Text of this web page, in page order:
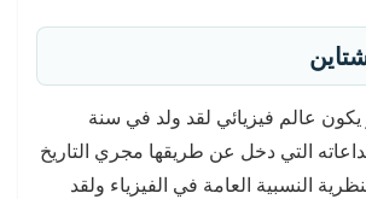
يكون عالم فيزيائي لقد ولد في سنة
إبداعاته التي دخل عن طريقها مجري التاريخ
النسبية العامة في الفيزياء ولقد